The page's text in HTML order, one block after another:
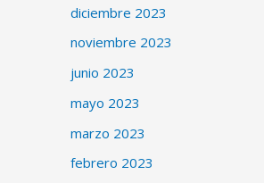
diciembre 2023
noviembre 2023
junio 2023
mayo 2023
marzo 2023
febrero 2023